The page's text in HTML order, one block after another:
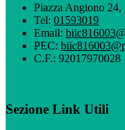
Piazza Angiono
Tel: 01593019
Email:
PEC:
C.F.: 92017970028
Sezione Link Utili